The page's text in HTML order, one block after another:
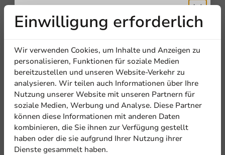
Einwilligung erforderlich
Wir verwenden Cookies, um Inhalte und Anzeigen zu
personalisieren, Funktionen für soziale Medien
bereitzustellen und unseren Website-Verkehr zu
analysieren. Wir teilen auch Informationen über Ihre
Nutzung unserer Website mit unseren Partnern für
soziale Medien, Werbung und Analyse. Diese Partner
können diese Informationen mit anderen Daten
kombinieren, die Sie ihnen zur Verfügung gestellt
haben oder die sie aufgrund Ihrer Nutzung ihrer
Dienste gesammelt haben.
Erhalten Sie
5% Rabatt
Abonnieren Sie unseren
Newsletter!